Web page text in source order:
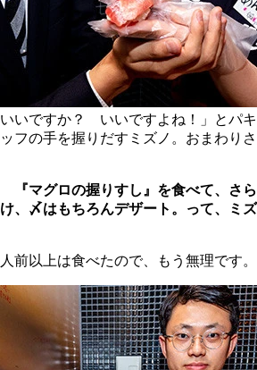
いいですか？ いいですよね！」とパキ
フの手を握りだすミズノ。おまわりさ
マグロの握りすし』を食べて、さら
、〆はもちろんデザート。って、ミズ
前以上は食べたので、もう無理です。